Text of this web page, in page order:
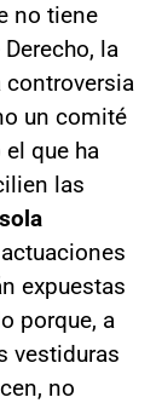
no tiene
la
un comité
que ha
las
expuestas
porque, a
vestiduras
no